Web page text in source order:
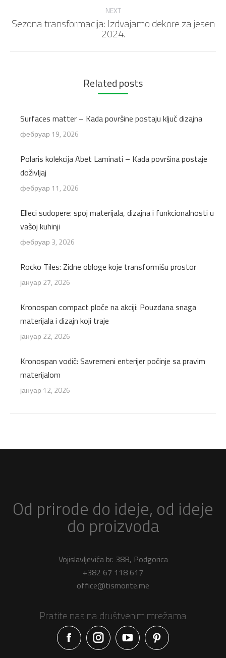
NEXT
Next
post:
Sezona transformacija: Izdvajamo dekore za jesen
2024.
Related posts
Surfaces matter – Kada površine postaju ključ dizajna
фебруар 19, 2026
Polaris kolekcija Abet Laminati – Kada površina postaje
doživljaj
фебруар 11, 2026
Elleci sudopere: spoj materijala, dizajna i funkcionalnosti u
vašoj kuhinji
фебруар 3, 2026
Rocko Tiles: Zidne obloge koje transformišu prostor
јануар 27, 2026
Kronospan compact ploče na akciji: Pouzdana snaga
materijala i dizajn koji traje
јануар 22, 2026
Kronospan vodič: Savremeni enterijer počinje sa pravim
materijalom
јануар 12, 2026
Od prirode do ideje, od ideje
do proizvoda
Vojislavljevića br. 38B, Podgorica
+382 67 118 617
office@tismonte.me
Pratite nas na društvenim mrežama
FacebookInstagramYouTubePinterest